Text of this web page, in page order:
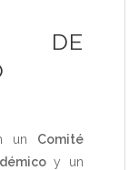
DE
un Comité
y un